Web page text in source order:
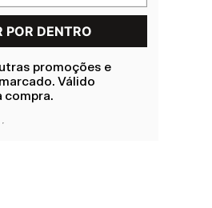
promoções e
Válido
compra.